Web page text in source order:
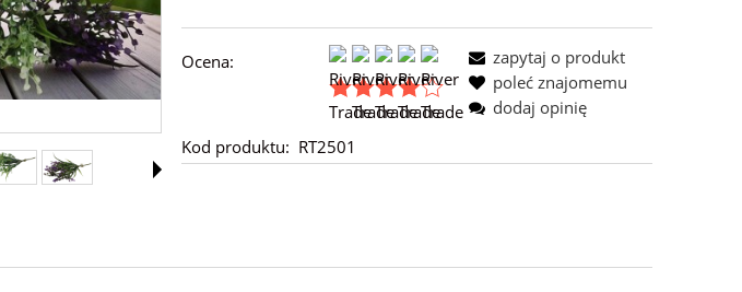
Ocena:
Kod produktu: RT2501
zapytaj o produkt
poleć znajomemu
dodaj opinię